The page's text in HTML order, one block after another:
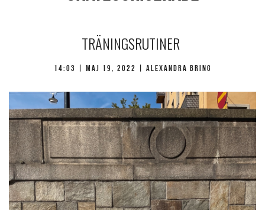
TRÄNINGSRUTINER
14:03 | maj 19, 2022 | Alexandra Bring